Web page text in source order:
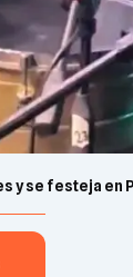
y se festeja en